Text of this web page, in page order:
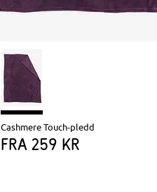
Cashmere Touch-pledd
fra 259 kr